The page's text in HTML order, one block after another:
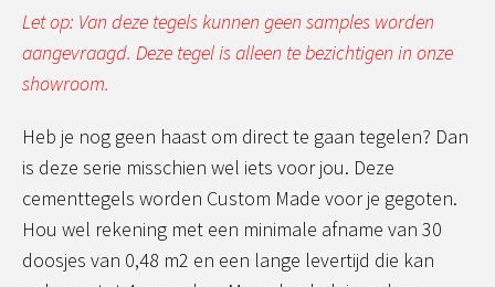
Let op: Van deze tegels kunnen geen samples worden
aangevraagd. Deze tegel is alleen te bezichtigen in onze
showroom.
Heb je nog geen haast om direct te gaan tegelen? Dan
is deze serie misschien wel iets voor jou. Deze
cementtegels worden Custom Made voor je gegoten.
Hou wel rekening met een minimale afname van 30
doosjes van 0,48 m2 en een lange levertijd die kan